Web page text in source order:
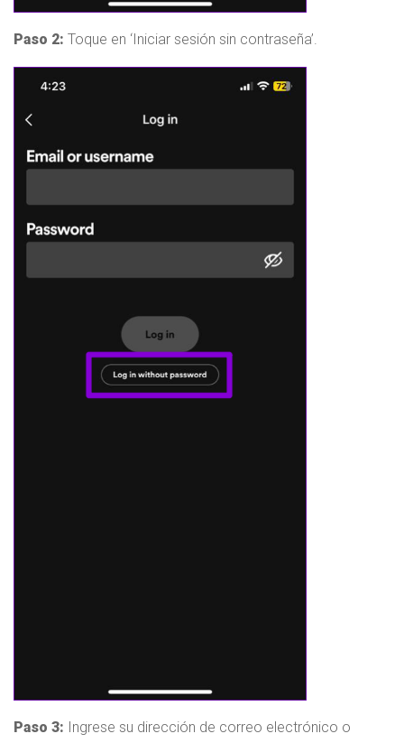
Paso 2: Toque en ‘Iniciar sesión sin contraseña’.
Paso 3: Ingrese su dirección de correo electrónico o